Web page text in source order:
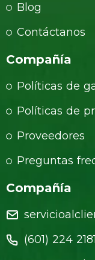
Blog
Contáctanos
Compañía
Políticas de
Políticas de
Proveedores
Preguntas
Compañía
(601) 224 2181